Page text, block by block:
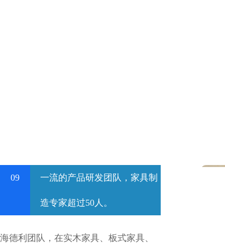
09 一流的产品研发团队，家具制
造专家超过50人。
海德利团队，在实木家具、板式家具、